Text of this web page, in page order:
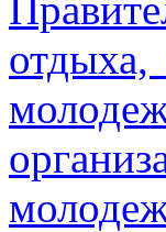
отдыха,